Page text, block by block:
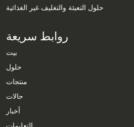
حلول التعبئة والتغليف غير الغذائية
روابط سريعة
بيت
حلول
منتجات
حالات
أخبار